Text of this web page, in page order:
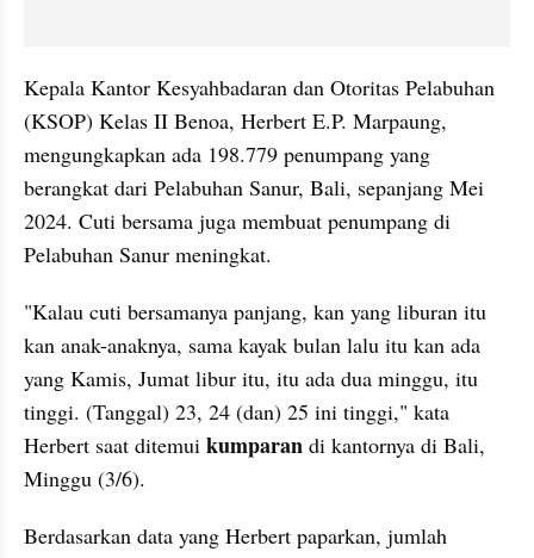
Kepala Kantor Kesyahbadaran dan Otoritas Pelabuhan
(KSOP) Kelas II Benoa, Herbert E.P. Marpaung,
mengungkapkan ada 198.779 penumpang yang
berangkat dari Pelabuhan Sanur, Bali, sepanjang Mei
2024. Cuti bersama juga membuat penumpang di
Pelabuhan Sanur meningkat.
"Kalau cuti bersamanya panjang, kan yang liburan itu
kan anak-anaknya, sama kayak bulan lalu itu kan ada
yang Kamis, Jumat libur itu, itu ada dua minggu, itu
tinggi. (Tanggal) 23, 24 (dan) 25 ini tinggi," kata
Herbert saat ditemui kumparan di kantornya di Bali,
Minggu (3/6).
Berdasarkan data yang Herbert paparkan, jumlah